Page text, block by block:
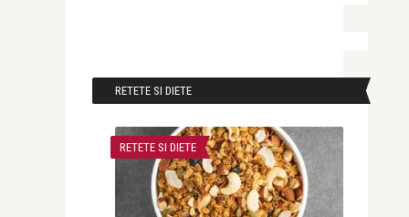
RETETE SI DIETE
RETETE SI DIETE